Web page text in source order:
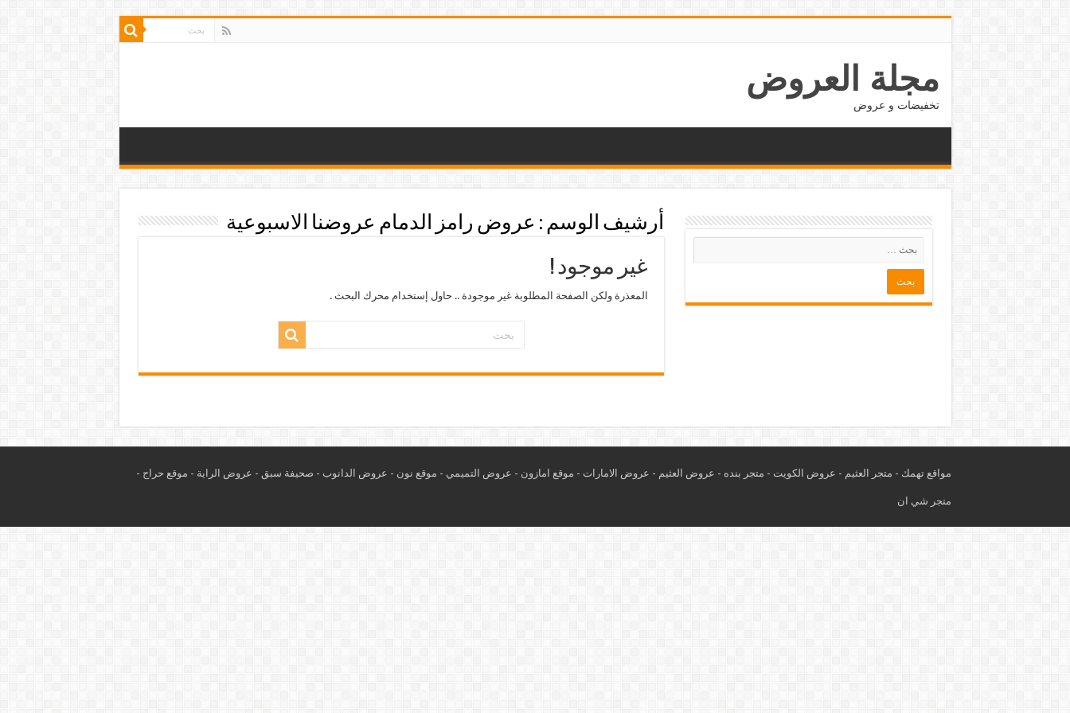
مجلة العروض
تخفيضات و عروض
أرشيف الوسم : عروض رامز الدمام عروضنا الاسبوعية
غير موجود !
المعذرة ولكن الصفحة المطلوبة غير موجودة .. حاول إستخدام محرك البحث .
مواقع تهمك - متجر العثيم - عروض الكويت - متجر بنده - عروض العثيم - عروض الامارات - موقع امازون - عروض التميمي - موقع نون - عروض الدانوب - صحيفة سبق - عروض الراية - موقع حراج -
متجر شي ان